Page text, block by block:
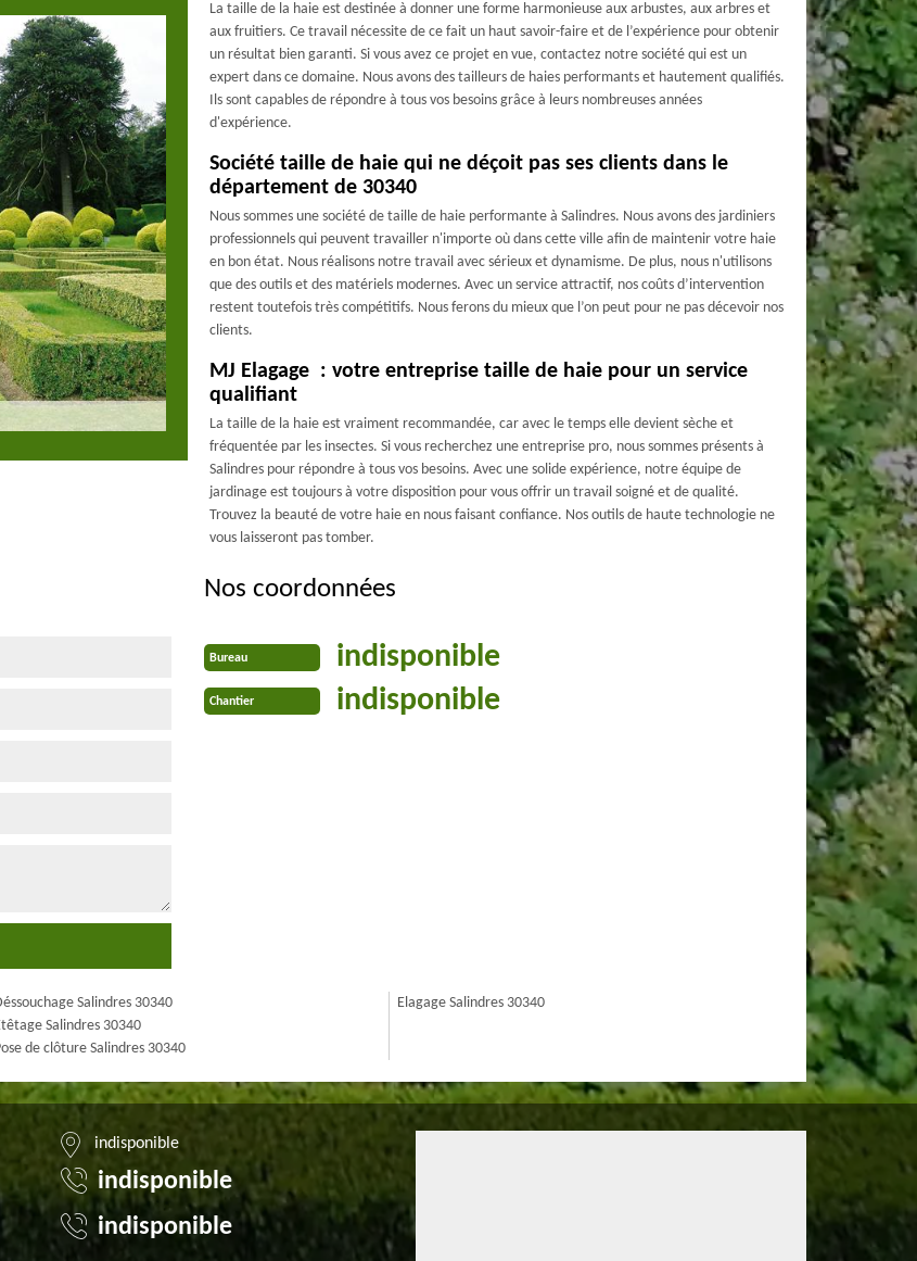
La taille de la haie est destinée à donner une forme harmonieuse aux arbustes, aux arbres et
aux fruitiers. Ce travail nécessite de ce fait un haut savoir-faire et de l’expérience pour obtenir
un résultat bien garanti. Si vous avez ce projet en vue, contactez notre société qui est un
expert dans ce domaine. Nous avons des tailleurs de haies performants et hautement qualifiés.
Ils sont capables de répondre à tous vos besoins grâce à leurs nombreuses années
d'expérience.
Société taille de haie qui ne déçoit pas ses clients dans le
département de 30340
Nous sommes une société de taille de haie performante à Salindres. Nous avons des jardiniers
professionnels qui peuvent travailler n'importe où dans cette ville afin de maintenir votre haie
en bon état. Nous réalisons notre travail avec sérieux et dynamisme. De plus, nous n'utilisons
que des outils et des matériels modernes. Avec un service attractif, nos coûts d’intervention
restent toutefois très compétitifs. Nous ferons du mieux que l’on peut pour ne pas décevoir nos
clients.
MJ Elagage : votre entreprise taille de haie pour un service
qualifiant
La taille de la haie est vraiment recommandée, car avec le temps elle devient sèche et
fréquentée par les insectes. Si vous recherchez une entreprise pro, nous sommes présents à
Salindres pour répondre à tous vos besoins. Avec une solide expérience, notre équipe de
jardinage est toujours à votre disposition pour vous offrir un travail soigné et de qualité.
Trouvez la beauté de votre haie en nous faisant confiance. Nos outils de haute technologie ne
vous laisseront pas tomber.
Nos coordonnées
Bureau indisponible
Chantier indisponible
Salindres 30340
Salindres 30340
de clôture Salindres 30340
Elagage Salindres 30340
indisponible
indisponible
indisponible